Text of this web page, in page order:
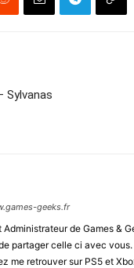
Sylvanas
geeks.fr
Administrateur de Games &
partager celle ci avec vous.
me retrouver sur PS5 et